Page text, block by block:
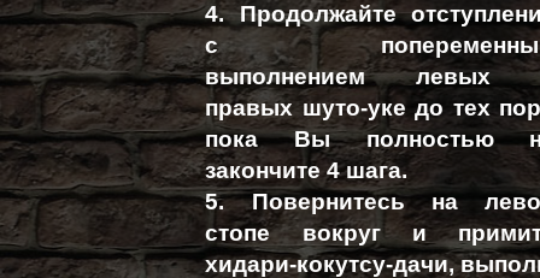
4. Продолжайте
с
выполнением левых
правых шуто-уке до тех
пока Вы полностью
закончите 4 шага.
5. Повернитесь на
стопе вокруг и
хидари-кокутсу-дачи,